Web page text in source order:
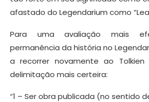
afastado do Legendarium como
Para uma avaliação mais
permanência da história no
a recorrer novamente ao Tolkien
delimitação mais certeira:
“1 – Ser obra publicada (no sentido